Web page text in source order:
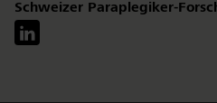
Schweizer Paraplegiker-